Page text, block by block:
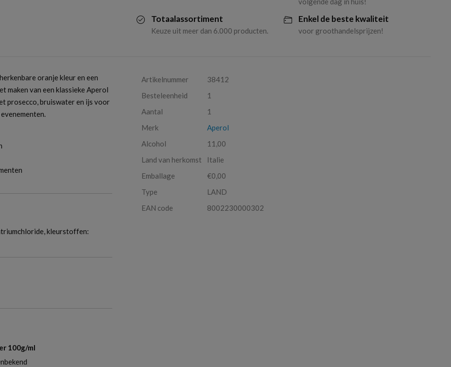
Totaalassortiment
Keuze uit meer dan 6.000 producten.
Enkel de beste kwaliteit
voor groothandelsprijzen!
oranje kleur en een
maken van een klassieke Aperol
prosecco, bruiswater en ijs voor
kleurstoffen:
100g/ml
Artikelnummer
38412
Besteleenheid
1
Aantal
1
Merk
Aperol
Alcohol
11,00
Land van herkomst
Italie
Emballage
€0,00
Type
LAND
EAN code
8002230000302